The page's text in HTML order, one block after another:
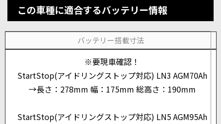
この車種に適合するバッテリー情報
バッテリー搭載寸法
※要現車確認！
StartStop(アイドリングストップ対応) LN3 AGM70Ah
→長さ：278mm 幅：175mm 総高さ：190mm
StartStop(アイドリングストップ対応) LN5 AGM95Ah